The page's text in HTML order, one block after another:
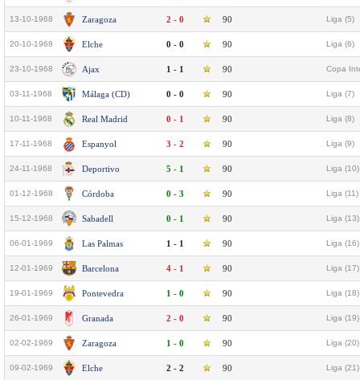
13-10-1968 Zaragoza 2 - 0 90 Liga (5)
20-10-1968 Elche 0 - 0 90 Liga (6)
23-10-1968 Ajax 1 - 1 90 Copa
03-11-1968 Málaga (CD) 0 - 0 90 Liga (7)
10-11-1968 Real Madrid 0 - 1 90 Liga (8)
17-11-1968 Espanyol 3 - 2 90 Liga (9)
24-11-1968 Deportivo 5 - 1 90 Liga (10)
01-12-1968 Córdoba 0 - 3 90 Liga (11)
15-12-1968 Sabadell 0 - 1 90 Liga (13)
06-01-1969 Las Palmas 1 - 1 90 Liga (16)
12-01-1969 Barcelona 4 - 1 90 Liga (17)
19-01-1969 Pontevedra 1 - 0 90 Liga (18)
26-01-1969 Granada 2 - 0 90 Liga (19)
02-02-1969 Zaragoza 1 - 0 90 Liga (20)
09-02-1969 Elche 2 - 2 90 Liga (21)